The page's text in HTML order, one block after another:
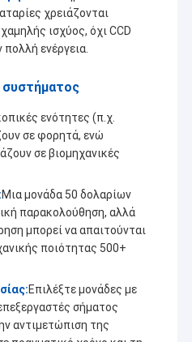
χρειάζονται
ισχύος, όχι CCD
ενέργεια.
συστήματος
ενότητες (π.χ.
σε φορητά, ενώ
σε βιομηχανικές
Μια μονάδα 50 δολαρίων
παρακολούθηση, αλλά
μπορεί να απαιτούνται
ποιότητας 500+
Επιλέξτε μονάδες με
σήματος
αντιμετώπιση της
ΕΠΕ καθιερώθηκε το
Sinoseen έχει αφιερωθεί στην
προσαρμοσμένες OEM/ODM
από το σχέδιο και η
μεταπωλήσεις μιας στάσης